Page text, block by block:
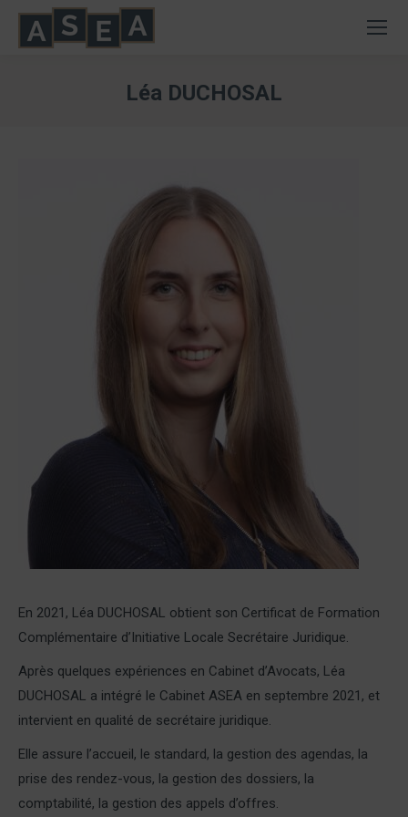
Léa DUCHOSAL
En 2021, Léa DUCHOSAL obtient son Certificat de Formation
Complémentaire d’Initiative Locale Secrétaire Juridique.
Après quelques expériences en Cabinet d’Avocats, Léa
DUCHOSAL a intégré le Cabinet ASEA en septembre 2021, et
intervient en qualité de secrétaire juridique.
Elle assure l’accueil, le standard, la gestion des agendas, la
prise des rendez-vous, la gestion des dossiers, la
comptabilité, la gestion des appels d’offres.